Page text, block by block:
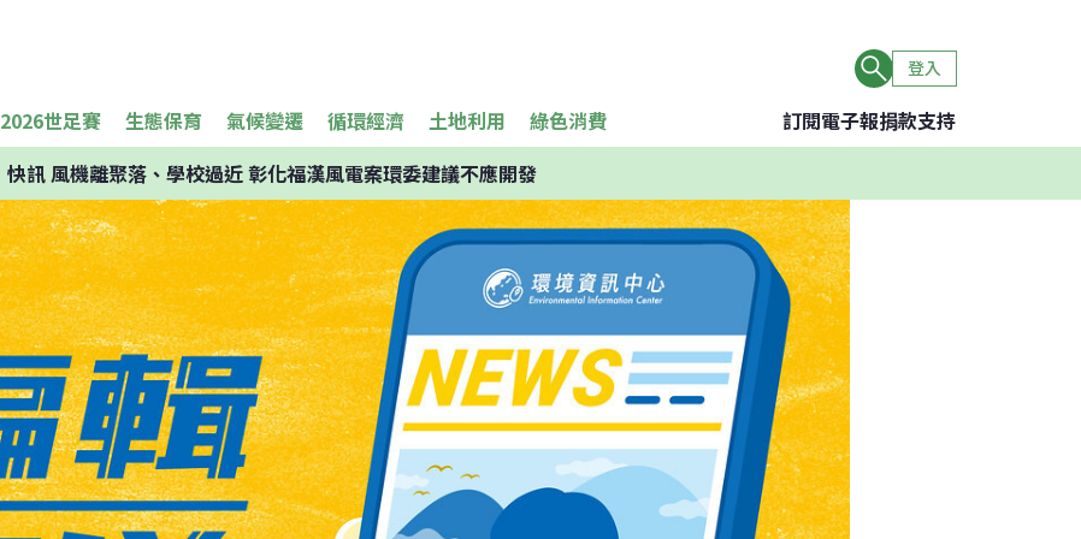
登入
2026世足賽 生態保育 氣候變遷 循環經濟 土地利用 綠色消費 訂閱電子報捐款支持
快訊風機離聚落、學校過近 彰化福漢風電案環委建議不應開發